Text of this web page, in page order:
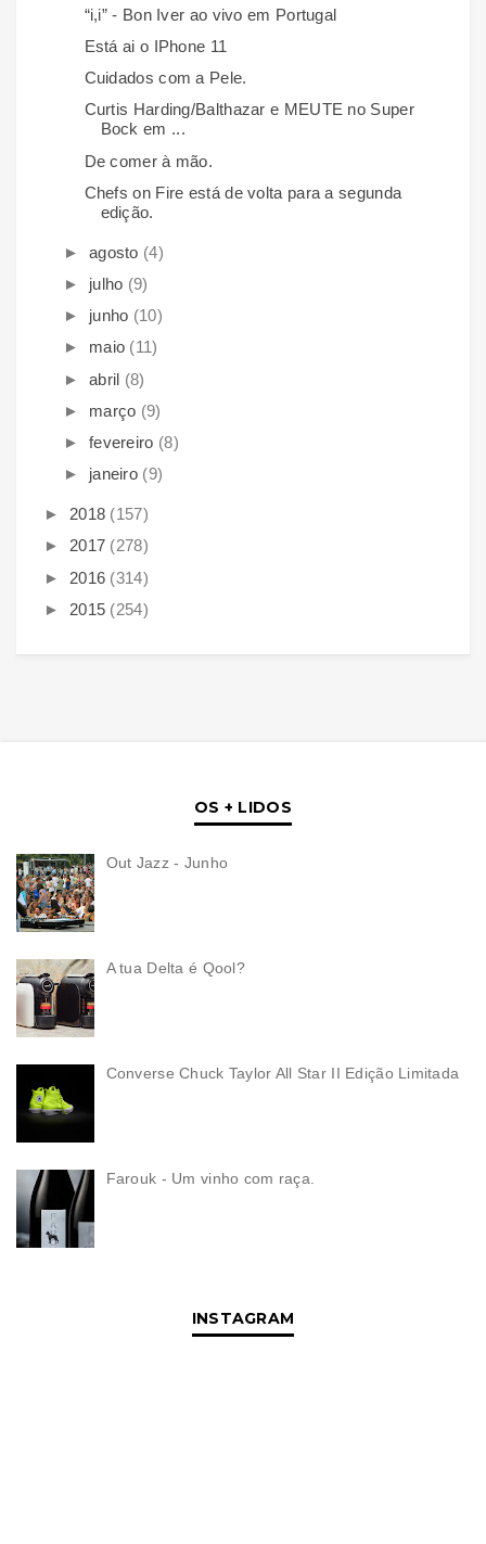
“i,i” - Bon Iver ao vivo em Portugal
Está ai o IPhone 11
Cuidados com a Pele.
Curtis Harding/Balthazar e MEUTE no Super
Bock em ...
De comer à mão.
Chefs on Fire está de volta para a segunda
edição.
► agosto (4)
► julho (9)
► junho (10)
► maio (11)
► abril (8)
► março (9)
► fevereiro (8)
► janeiro (9)
► 2018 (157)
► 2017 (278)
► 2016 (314)
► 2015 (254)
OS + LIDOS
Out Jazz - Junho
A tua Delta é Qool?
Converse Chuck Taylor All Star II Edição Limitada
Farouk - Um vinho com raça.
INSTAGRAM